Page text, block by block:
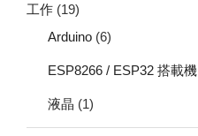
工作 (19)
Arduino (6)
ESP8266 / ESP32 搭載機
液晶 (1)